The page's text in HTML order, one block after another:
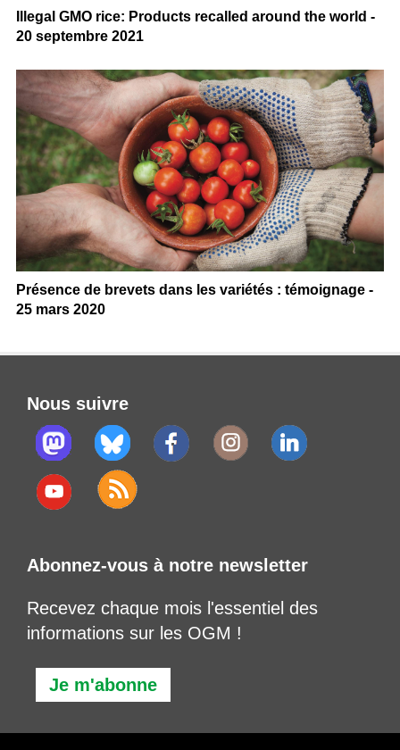
Illegal GMO rice: Products recalled around the world -
20 septembre 2021
Présence de brevets dans les variétés : témoignage -
25 mars 2020
Nous suivre
Abonnez-vous à notre newsletter
Recevez chaque mois l'essentiel des
informations sur les OGM !
Je m'abonne